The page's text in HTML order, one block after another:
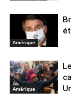
Amérique
Amérique